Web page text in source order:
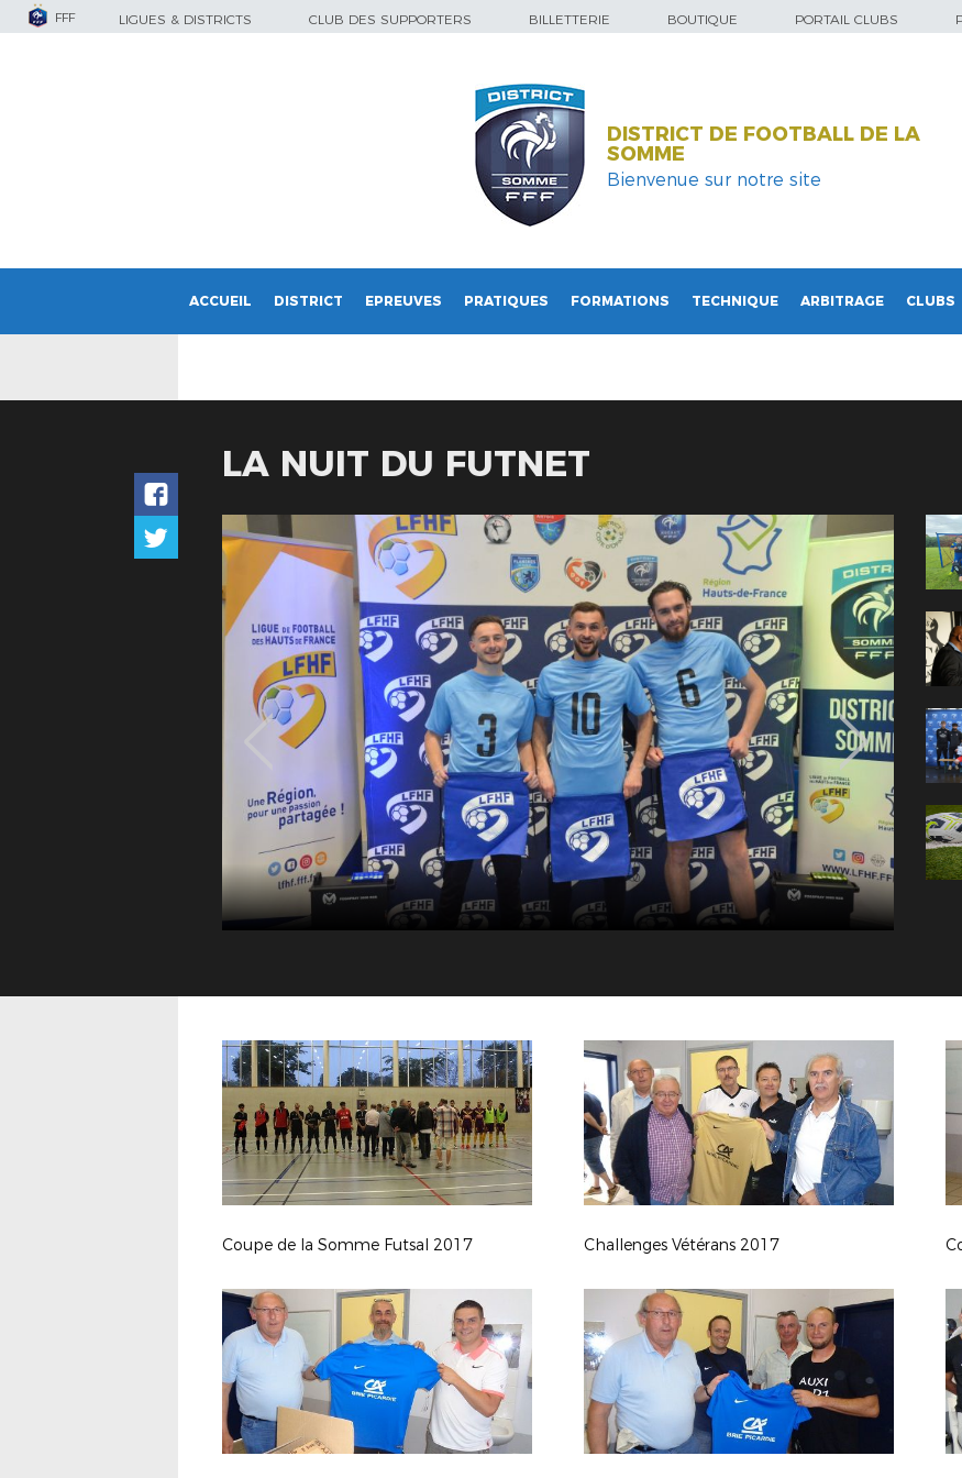
FFF LIGUES & DISTRICTS CLUB DES SUPPORTERS BILLETTERIE BOUTIQUE PORTAIL CLUBS
DISTRICT DE FOOTBALL DE LA
SOMME
Bienvenue sur notre site
ACCUEIL DISTRICT EPREUVES PRATIQUES FORMATIONS TECHNIQUE ARBITRAGE CLUBS
LA NUIT DU FUTNET
Coupe de la Somme Futsal 2017 Challenges Vétérans 2017